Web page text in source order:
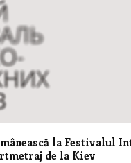
la Festivalul
de la Kiev